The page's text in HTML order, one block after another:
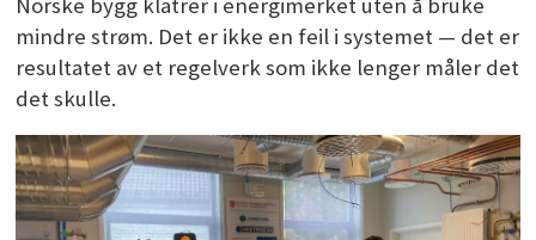
mindre strøm. Det er ikke en feil i systemet — det er
resultatet av et regelverk som ikke lenger måler det
det skulle.